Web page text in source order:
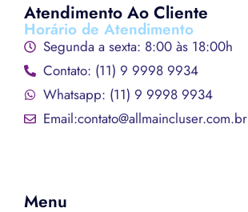
Atendimento Ao Cliente
Horário de Atendimento
Segunda a sexta: 8:00 às 18:00h
Contato: (11) 9 9998 9934
Whatsapp: (11) 9 9998 9934
Email:contato@allmaincluser.com.br
Menu